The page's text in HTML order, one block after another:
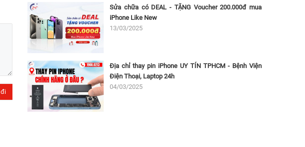
Sửa chữa có DEAL - TẶNG Voucher 200.000đ mua
iPhone Like New
13/03/2025
Địa chỉ thay pin iPhone UY TÍN TPHCM - Bệnh Viện
Điện Thoại, Laptop 24h
04/03/2025